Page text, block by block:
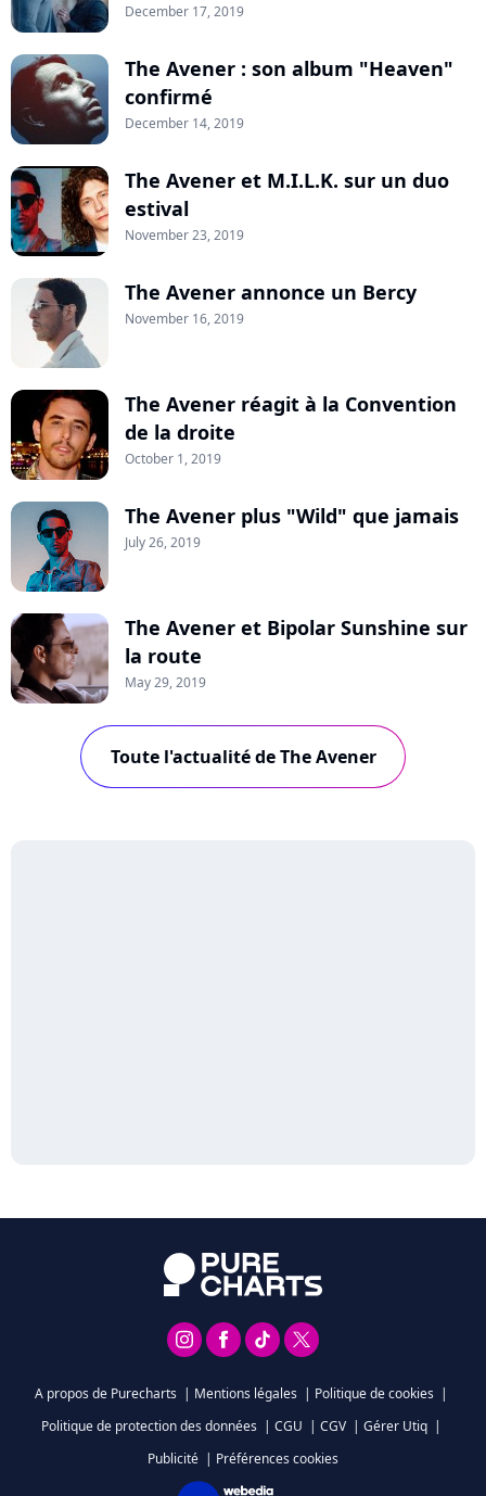
December 17, 2019
The Avener : son album "Heaven"
confirmé
December 14, 2019
The Avener et M.I.L.K. sur un duo
estival
November 23, 2019
The Avener annonce un Bercy
November 16, 2019
The Avener réagit à la Convention
de la droite
October 1, 2019
The Avener plus "Wild" que jamais
July 26, 2019
The Avener et Bipolar Sunshine sur
la route
May 29, 2019
Toute l'actualité de The Avener
A propos de Purecharts | Mentions légales | Politique de cookies |
Politique de protection des données | CGU | CGV | Gérer Utiq |
Publicité | Préférences cookies